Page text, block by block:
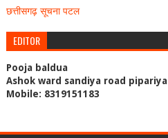
छत्तीसगढ़ सूचना पटल
EDITOR
Pooja baldua
Ashok ward sandiya road pipariya
Mobile: 8319151183